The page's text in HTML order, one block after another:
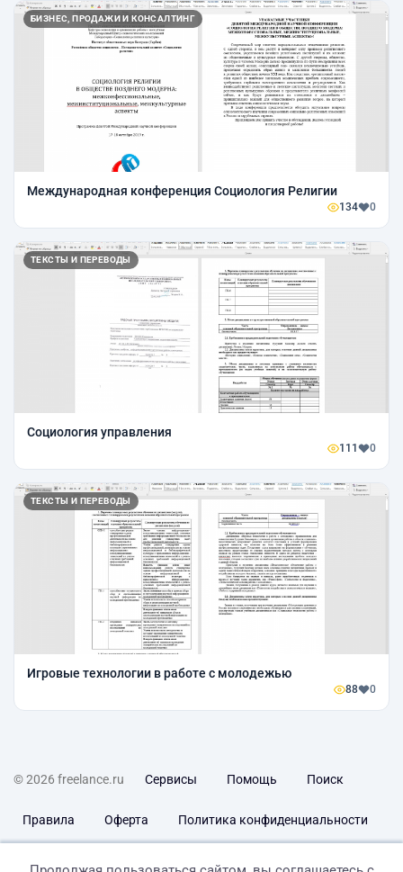
БИЗНЕС, ПРОДАЖИ И КОНСАЛТИНГ
Международная конференция Социология Религии
134 0
ТЕКСТЫ И ПЕРЕВОДЫ
Социология управления
111 0
ТЕКСТЫ И ПЕРЕВОДЫ
Игровые технологии в работе с молодежью
88 0
© 2026 freelance.ru Сервисы Помощь Поиск
Правила Оферта Политика конфиденциальности